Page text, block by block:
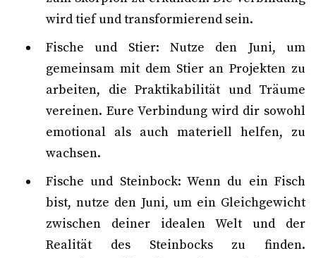
wird tief und transformierend sein.
Fische und Stier: Nutze den Juni, um
gemeinsam mit dem Stier an Projekten zu
arbeiten, die Praktikabilität und Träume
vereinen. Eure Verbindung wird dir sowohl
emotional als auch materiell helfen, zu
wachsen.
Fische und Steinbock: Wenn du ein Fisch
bist, nutze den Juni, um ein Gleichgewicht
zwischen deiner idealen Welt und der
Realität des Steinbocks zu finden.